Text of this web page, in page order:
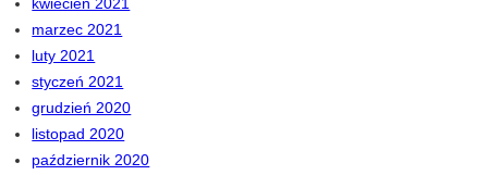
kwiecień 2021
marzec 2021
luty 2021
styczeń 2021
grudzień 2020
listopad 2020
październik 2020